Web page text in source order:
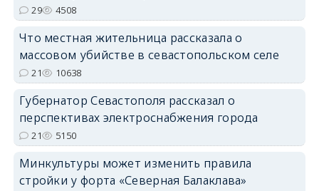
29 4508
Что местная жительница рассказала о
массовом убийстве в севастопольском селе
21 10638
Губернатор Севастополя рассказал о
перспективах электроснабжения города
21 5150
Минкультуры может изменить правила
стройки у форта «Северная Балаклава»